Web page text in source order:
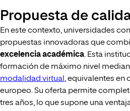
Propuesta de
En este contexto, universidades
propuestas innovadoras que
excelencia académica. Esta
formación de máximo nivel
modalidad virtual , equivalentes en
europeo. Su oferta permite
tres años, lo que supone una